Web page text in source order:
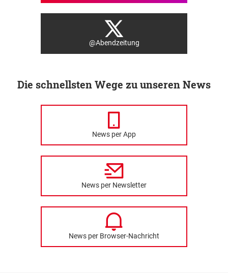
@Abendzeitung
Die schnellsten Wege zu unseren News
News per App
News per Newsletter
News per Browser-Nachricht